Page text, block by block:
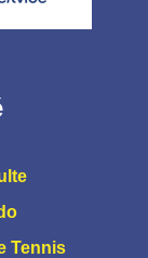
Tennis